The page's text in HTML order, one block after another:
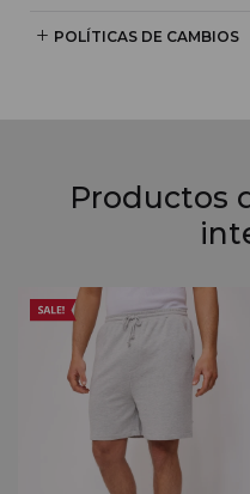
POLÍTICAS DE CAMBIOS
Productos